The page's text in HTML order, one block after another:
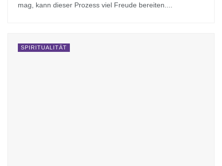
mag, kann dieser Prozess viel Freude bereiten....
SPIRITUALITÄT